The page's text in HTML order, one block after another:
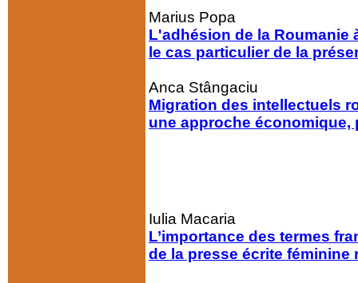
Marius Popa
L'adhésion de la Roumanie
le cas particulier de la
Anca Stângaciu
Migration des intellectuels
une approche
Iulia Macaria
L’importance des termes
de la presse écrite féminine